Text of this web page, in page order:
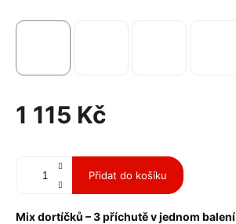
1 115 Kč
Přidat do košíku
Mix dortíčků – 3 příchutě v jednom balení